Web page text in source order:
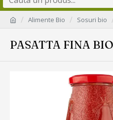
Alimente Bio Sosuri bio
PASATTA FINA